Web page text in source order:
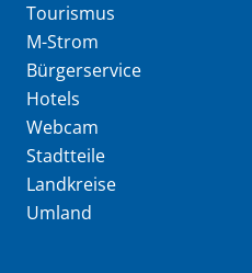
Tourismus
M-Strom
Bürgerservice
Hotels
Webcam
Stadtteile
Landkreise
Umland